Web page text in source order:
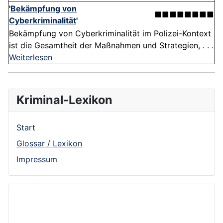
'Bekämpfung von
Cyberkriminalität'
■■■■■■■■
Bekämpfung von Cyberkriminalität im Polizei-Kontext
ist die Gesamtheit der Maßnahmen und Strategien, . . .
Weiterlesen
Kriminal-Lexikon
Start
Glossar / Lexikon
Impressum